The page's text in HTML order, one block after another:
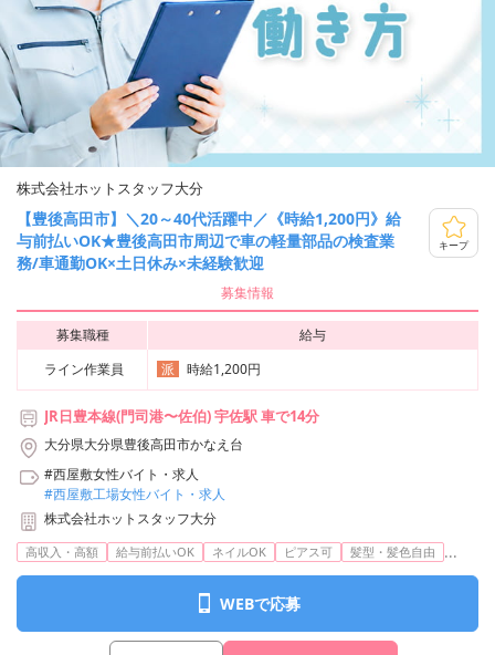
株式会社ホットスタッフ大分
【豊後高田市】＼20～40代活躍中／《時給1,200円》給
与前払いOK★豊後高田市周辺で車の軽量部品の検査業
務/車通勤OK×土日休み×未経験歓迎
キープ
募集情報
募集職種
給与
ライン作業員
派 時給1,200円
JR日豊本線(門司港〜佐伯) 宇佐駅 車で14分
大分県大分県豊後高田市かなえ台
#西屋敷女性バイト・求人
#西屋敷工場女性バイト・求人
株式会社ホットスタッフ大分
高収入・高額 給与前払いOK ネイルOK ピアス可 髪型・髪色自由 ...
WEBで応募